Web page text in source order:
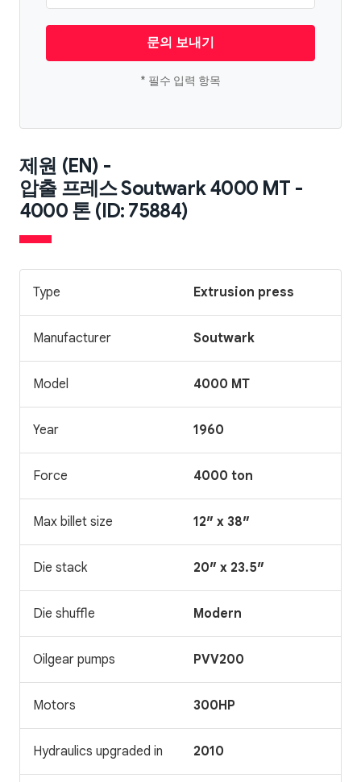
문의 보내기
* 필수 입력 항목
제원 (EN) -
압출 프레스 Soutwark 4000 MT -
4000 톤 (ID: 75884)
Type Extrusion press
Manufacturer Soutwark
Model 4000 MT
Year 1960
Force 4000 ton
Max billet size 12″ x 38″
Die stack 20″ x 23.5″
Die shuffle Modern
Oilgear pumps PVV200
Motors 300HP
Hydraulics upgraded in 2010